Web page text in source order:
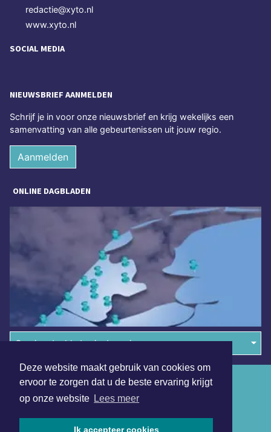
Deze website maakt gebruik van cookies om
ervoor te zorgen dat u de beste ervaring krijgt
op onze website Lees meer
Ik accepteer cookies
redactie@xyto.nl
www.xyto.nl
SOCIAL MEDIA
NIEUWSBRIEF AANMELDEN
Schrijf je in voor onze nieuwsbrief en krijg wekelijks een
samenvatting van alle gebeurtenissen uit jouw regio.
Aanmelden
ONLINE DAGBLADEN
Overige dagbladen in de regio
Algemene voorwaarden
Disclaimer